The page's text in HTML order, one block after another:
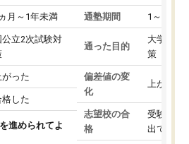
月～1年未満
公立2次試験対
がった
格した
進められてよ
通塾期間 1～3ヵ月
通った目的
大学入学
策
偏差値の変
化
上がった
志望校の合
格
受験して
出ていな